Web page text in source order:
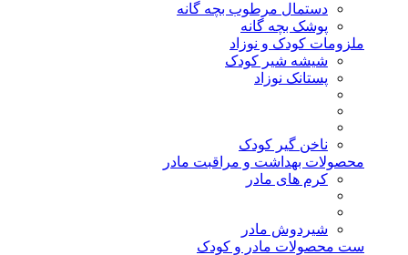
دستمال مرطوب بچه گانه
پوشک بچه گانه
ملزومات کودک و نوزاد
شیشه شیر کودک
پستانک نوزاد
ناخن گیر کودک
محصولات بهداشت و مراقبت مادر
کرم های مادر
شیردوش مادر
ست محصولات مادر و کودک